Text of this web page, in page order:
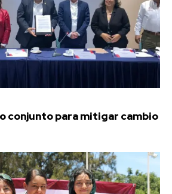
conjunto para mitigar cambio